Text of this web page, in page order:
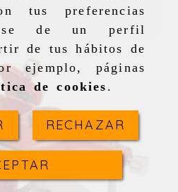
tus preferencias
de un perfil
de tus hábitos de
ejemplo, páginas
de cookies .
RECHAZAR